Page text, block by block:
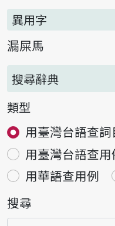
異用字
漏屎馬
搜尋辭典
類型
用臺灣台語查詞
用臺灣台語查用
用華語查用例
搜尋